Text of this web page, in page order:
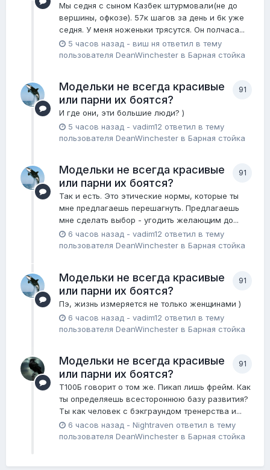
Мы седня с сыном Казбек штурмовали(не до
вершины, офкозе). 57к шагов за день и 6к уже
седня. У меня ноженьки трясутся. Он полчаса...
5 часов назад - виш ня ответил в тему
пользователя DeanWinchester в Барная стойка
91
Модельки не всегда красивые
или парни их боятся?
И где они, эти большие люди? )
5 часов назад - vadim12 ответил в тему
пользователя DeanWinchester в Барная стойка
91
Модельки не всегда красивые
или парни их боятся?
Так и есть. Это этические нормы, которые ты
мне предлагаешь перешагнуть. Предлагаешь
мне сделать выбор - угодить желающим до...
6 часов назад - vadim12 ответил в тему
пользователя DeanWinchester в Барная стойка
91
Модельки не всегда красивые
или парни их боятся?
Пэ, жизнь измеряется не только женщинами )
6 часов назад - vadim12 ответил в тему
пользователя DeanWinchester в Барная стойка
91
Модельки не всегда красивые
или парни их боятся?
Т100Б говорит о том же. Пикап лишь фрейм. Как
ты определяешь всестороннюю базу развития?
Ты как человек с бэкграундом тренерства и...
6 часов назад - Nightraven ответил в тему
пользователя DeanWinchester в Барная стойка